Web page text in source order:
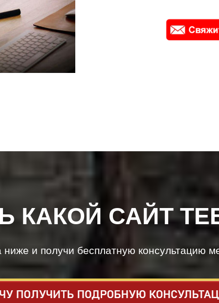
КАКОЙ САЙТ
и получи бесплатную консультацию